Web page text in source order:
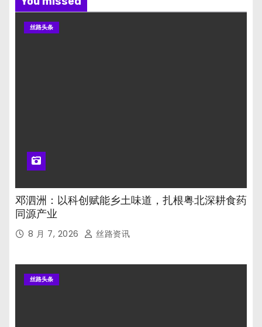
丝路头条
邓泗洲：以科创赋能乡土味道，扎根粤北深耕食药
同源产业
8 月 7, 2026 丝路资讯
丝路头条